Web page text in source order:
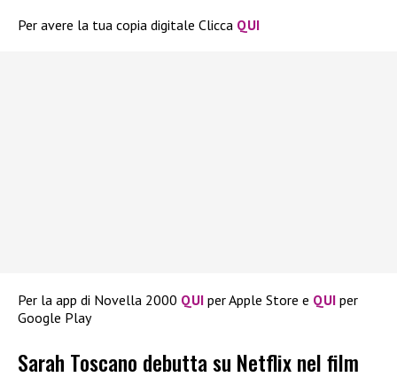
Per avere la tua copia digitale Clicca QUI
Per la app di Novella 2000 QUI per Apple Store e QUI per
Google Play
Sarah Toscano debutta su Netflix nel film